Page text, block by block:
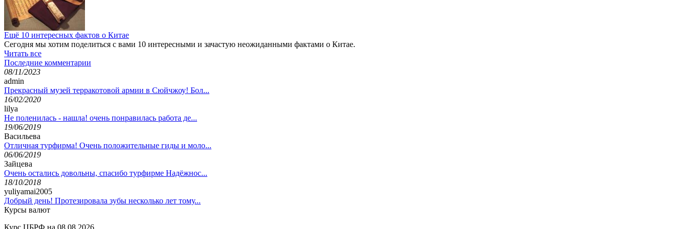
Ещё 10 интересных фактов о Китае
Сегодня мы хотим поделиться с вами 10 интересными и зачастую неожиданными фактами о Китае.
Читать все
Последние комментарии
08/11/2023
admin
Прекрасный музей терракотовой армии в Сюйчжоу! Бол...
16/02/2020
lilya
Не поленилась - нашла! очень понравилась работа де...
19/06/2019
Васильева
Отличная турфирма! Очень положительные гиды и моло...
06/06/2019
Зайцева
Очень остались довольны, спасибо турфирме Надёжнос...
18/10/2018
yuliyamai2005
Добрый день! Протезировала зубы несколько лет тому...
Курсы валют
Курс ЦБРФ на 08.08.2026